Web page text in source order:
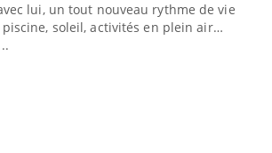
lui, un tout nouveau rythme de vie !
piscine, soleil, activités en plein air…